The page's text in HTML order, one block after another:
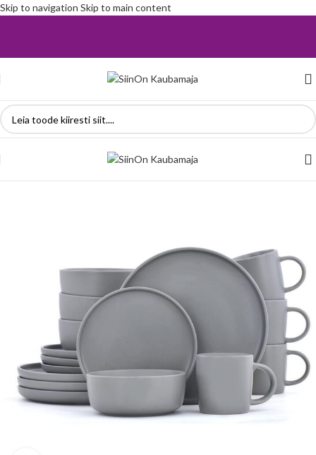
Skip to navigation Skip to main content